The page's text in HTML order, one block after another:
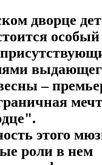
дворце
особый
–
этого
роли в нем